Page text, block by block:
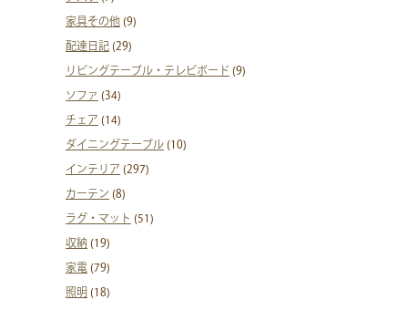
家具その他 (9)
配達日記 (29)
リビングテーブル・テレビボード (9)
ソファ (34)
チェア (14)
ダイニングテーブル (10)
インテリア (297)
カーテン (8)
ラグ・マット (51)
収納 (19)
家電 (79)
照明 (18)